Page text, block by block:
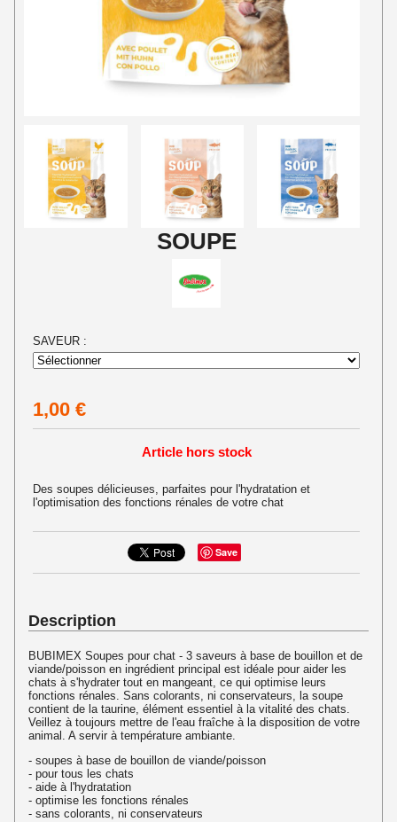
SOUPE
SAVEUR :
1,00 €
Article hors stock
Des soupes délicieuses, parfaites pour l'hydratation et
l'optimisation des fonctions rénales de votre chat
Save
Description
BUBIMEX Soupes pour chat - 3 saveurs à base de bouillon et de
viande/poisson en ingrédient principal est idéale pour aider les
chats à s'hydrater tout en mangeant, ce qui optimise leurs
fonctions rénales. Sans colorants, ni conservateurs, la soupe
contient de la taurine, élément essentiel à la vitalité des chats.
Veillez à toujours mettre de l'eau fraîche à la disposition de votre
animal. A servir à température ambiante.
- soupes à base de bouillon de viande/poisson
- pour tous les chats
- aide à l'hydratation
- optimise les fonctions rénales
- sans colorants, ni conservateurs